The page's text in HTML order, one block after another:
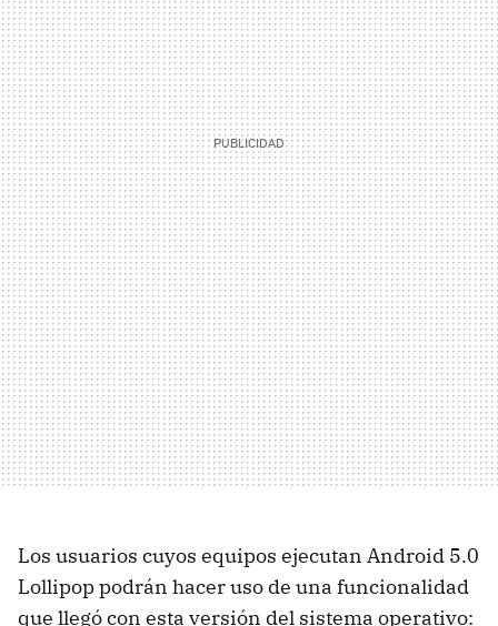
Los usuarios cuyos equipos ejecutan Android 5.0
Lollipop podrán hacer uso de una funcionalidad
que llegó con esta versión del sistema operativo: